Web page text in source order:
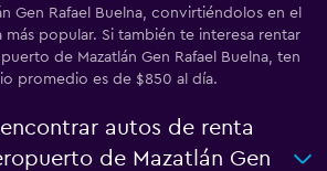
Gen Rafael Buelna, convirtiéndolos en el
popular. Si también te interesa rentar
de Mazatlán Gen Rafael Buelna, ten
promedio es de $850 al día.
autos de renta
de Mazatlán Gen